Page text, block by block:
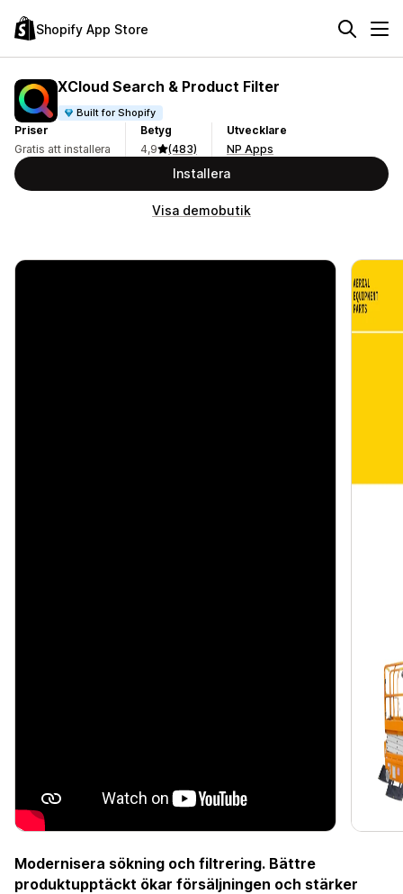
Shopify App Store
XCloud Search & Product Filter
Built for Shopify
Priser
Gratis att installera
Betyg
4,9
(483)
Utvecklare
NP Apps
Installera
Visa demobutik
Modernisera sökning och filtrering. Bättre
produktupptäckt ökar försäljningen och stärker